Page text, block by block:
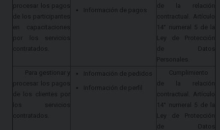
procesar los pagos
de los participantes
en capacitaciones
por los servicios
contratados.
Información de pagos
de la relación
contractual. Artículo
14° numeral 5 de la
Ley de Protección
de Datos
Personales.
Para gestionar y
procesar los pagos
de los clientes por
los servicios
contratados.
Información de pedidos
Información de perfil
Cumplimiento
de la relación
contractual. Artículo
14° numeral 5 de la
Ley de Protección
de Datos